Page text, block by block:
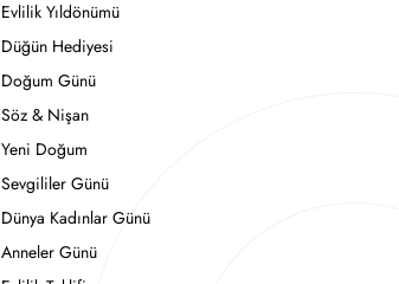
Evlilik Yıldönümü
Düğün Hediyesi
Doğum Günü
Söz & Nişan
Yeni Doğum
Sevgililer Günü
Dünya Kadınlar Günü
Anneler Günü